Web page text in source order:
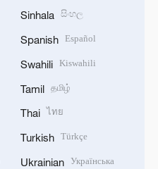
Sinhala සිංහල
Spanish Español
Swahili Kiswahili
Tamil தமிழ்
Thai ไทย
Turkish Türkçe
Ukrainian Українська